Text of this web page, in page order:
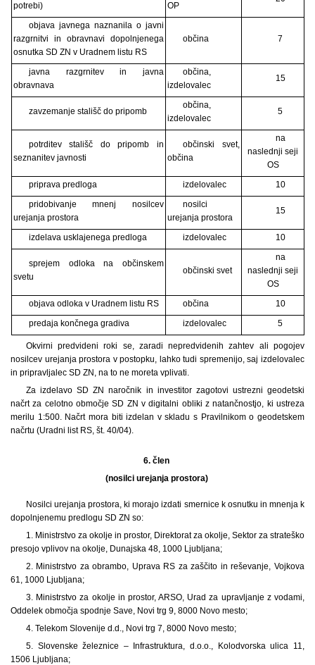
potrebi) OP
objava javnega naznanila o javni
razgrnitvi in obravnavi dopolnjenega
osnutka SD ZN v Uradnem listu RS
občina 7
javna razgrnitev in javna
obravnava
občina,
izdelovalec
15
zavzemanje stališč do pripomb
občina,
izdelovalec
5
potrditev stališč do pripomb in
seznanitev javnosti
občinski svet,
občina
na
naslednji seji
OS
priprava predloga
izdelovalec
10
pridobivanje mnenj nosilcev
urejanja prostora
nosilci
urejanja prostora
15
izdelava usklajenega predloga izdelovalec 10
sprejem odloka na občinskem
svetu
občinski svet
na
naslednji seji
OS
objava odloka v Uradnem listu RS
občina
10
predaja končnega gradiva
izdelovalec 5
Okvirni predvideni roki se, zaradi nepredvidenih zahtev ali pogojev
nosilcev urejanja prostora v postopku, lahko tudi spremenijo, saj izdelovalec
in pripravljalec SD ZN, na to ne moreta vplivati.
Za izdelavo SD ZN naročnik in investitor zagotovi ustrezni geodetski
načrt za celotno območje SD ZN v digitalni obliki z natančnostjo, ki ustreza
merilu 1:500. Načrt mora biti izdelan v skladu s Pravilnikom o geodetskem
načrtu (Uradni list RS, št. 40/04).
6. člen
(nosilci urejanja prostora)
Nosilci urejanja prostora, ki morajo izdati smernice k osnutku in mnenja k
dopolnjenemu predlogu SD ZN so:
1. Ministrstvo za okolje in prostor, Direktorat za okolje, Sektor za strateško
presojo vplivov na okolje, Dunajska 48, 1000 Ljubljana;
2. Ministrstvo za obrambo, Uprava RS za zaščito in reševanje, Vojkova
61, 1000 Ljubljana;
3. Ministrstvo za okolje in prostor, ARSO, Urad za upravljanje z vodami,
Oddelek območja spodnje Save, Novi trg 9, 8000 Novo mesto;
4. Telekom Slovenije d.d., Novi trg 7, 8000 Novo mesto;
5. Slovenske železnice – Infrastruktura, d.o.o., Kolodvorska ulica 11,
1506 Ljubljana;